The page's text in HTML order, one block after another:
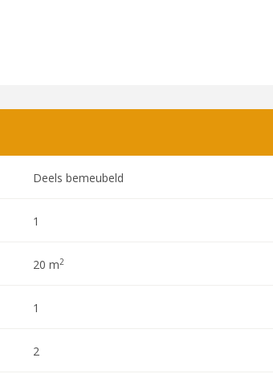
Deels bemeubeld
1
20 m2
1
2